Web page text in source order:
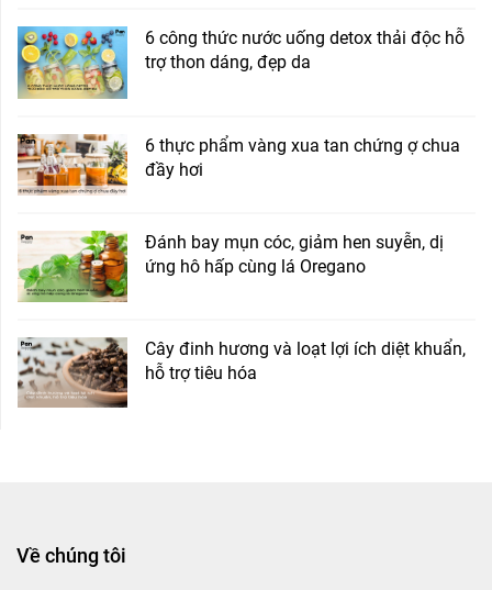
6 công thức nước uống detox thải độc hỗ
trợ thon dáng, đẹp da
6 thực phẩm vàng xua tan chứng ợ chua
đầy hơi
Đánh bay mụn cóc, giảm hen suyễn, dị
ứng hô hấp cùng lá Oregano
Cây đinh hương và loạt lợi ích diệt khuẩn,
hỗ trợ tiêu hóa
Về chúng tôi